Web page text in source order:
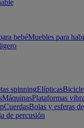
bebéMuebles para
spinningElípticas
MáquinasPlataformas
CuerdasBolas y esferas
de percusión